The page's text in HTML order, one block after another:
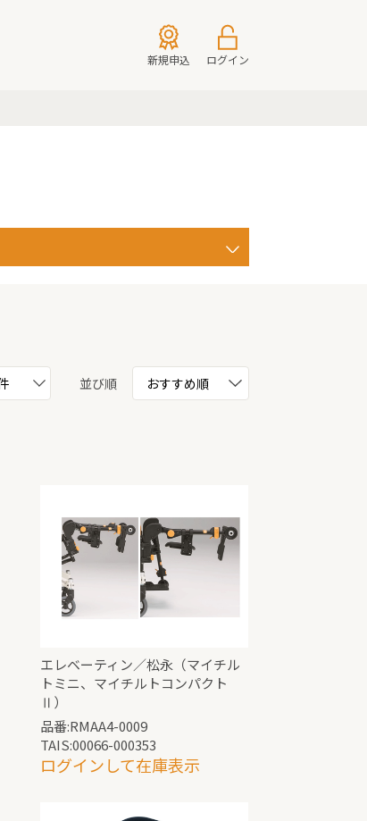
新規申込 ログイン
並び順
エレベーティン／松永（マイチル
トミニ、マイチルトコンパクト
Ⅱ）
品番:RMAA4-0009
TAIS:00066-000353
ログインして在庫表示